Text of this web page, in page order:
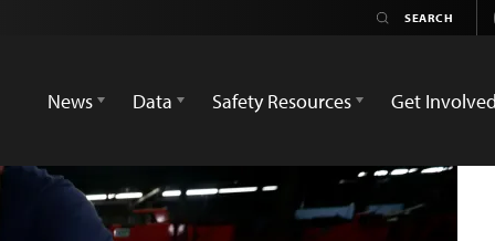
News Data Safety Resources Get